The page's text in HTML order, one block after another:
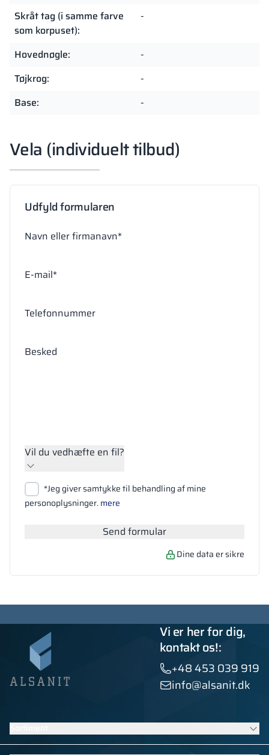
Skråt tag (i samme farve
som korpuset):
-
Hovednøgle:
-
Tøjkrog:
-
Base:
-
Vela (individuelt tilbud)
Udfyld formularen
Navn eller firmanavn*
E-mail*
Telefonnummer
Besked
Vil du vedhæfte en fil?
Vedhæft filer
Søg
*Jeg giver samtykke til behandling af mine
personoplysninger.mere
Send formular
Dine data er sikre
Vi er her for dig,
kontakt os!:
+48 453 039 919
info@alsanit.dk
Skabe